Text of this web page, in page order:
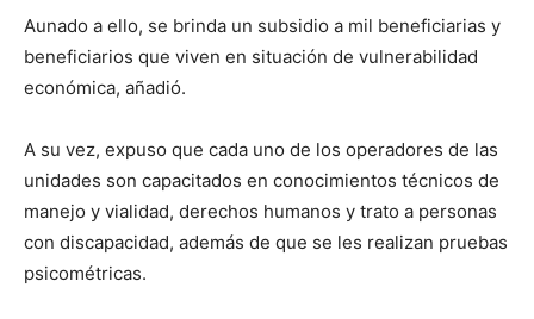
Aunado a ello, se brinda un subsidio a mil beneficiarias y
beneficiarios que viven en situación de vulnerabilidad
económica, añadió.
A su vez, expuso que cada uno de los operadores de las
unidades son capacitados en conocimientos técnicos de
manejo y vialidad, derechos humanos y trato a personas
con discapacidad, además de que se les realizan pruebas
psicométricas.